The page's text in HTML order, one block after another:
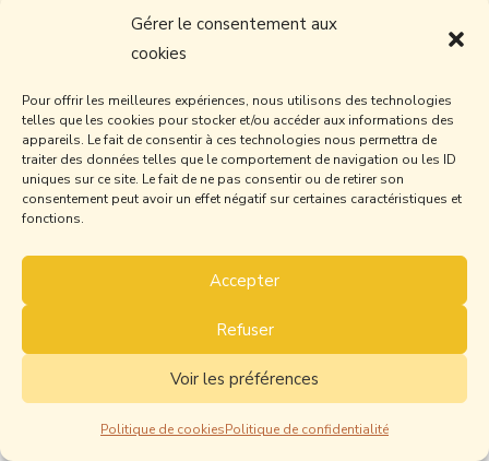
Gérer le consentement aux
cookies
Pour offrir les meilleures expériences, nous utilisons des technologies
telles que les cookies pour stocker et/ou accéder aux informations des
appareils. Le fait de consentir à ces technologies nous permettra de
traiter des données telles que le comportement de navigation ou les ID
uniques sur ce site. Le fait de ne pas consentir ou de retirer son
consentement peut avoir un effet négatif sur certaines caractéristiques et
fonctions.
Accepter
Refuser
Voir les préférences
Politique de cookiesPolitique de confidentialité
Je réserve mon appel découverte
Mentions légales
Conditions générales de prestations de services